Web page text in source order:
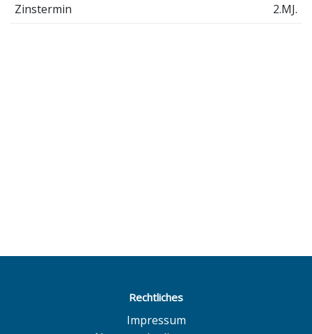
Zinstermin
2.MJ.
Rechtliches
Impressum